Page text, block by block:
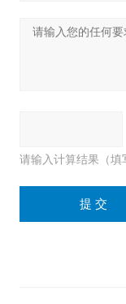
请输入计算结果（填